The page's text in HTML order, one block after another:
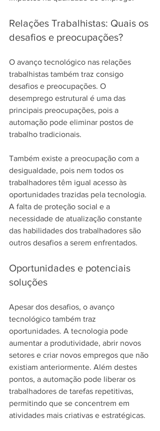
Relações Trabalhistas: Quais os
desafios e preocupações?
O avanço tecnológico nas relações
trabalhistas também traz consigo
desafios e preocupações. O
desemprego estrutural é uma das
principais preocupações, pois a
automação pode eliminar postos de
trabalho tradicionais.
Também existe a preocupação com a
desigualdade, pois nem todos os
trabalhadores têm igual acesso às
oportunidades trazidas pela tecnologia.
A falta de proteção social e a
necessidade de atualização constante
das habilidades dos trabalhadores são
outros desafios a serem enfrentados.
Oportunidades e potenciais
soluções
Apesar dos desafios, o avanço
tecnológico também traz
oportunidades. A tecnologia pode
aumentar a produtividade, abrir novos
setores e criar novos empregos que não
existiam anteriormente. Além destes
pontos, a automação pode liberar os
trabalhadores de tarefas repetitivas,
permitindo que se concentrem em
atividades mais criativas e estratégicas.